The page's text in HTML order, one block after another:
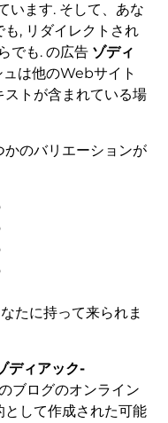
います. そして、あな
, リダイレクトされ
でも. の広告 ゾディ
は他のWebサイト
トが含まれている場
のバリエーションが
たに持って来られま
ディアック-
ブログのオンライン
として作成された可能